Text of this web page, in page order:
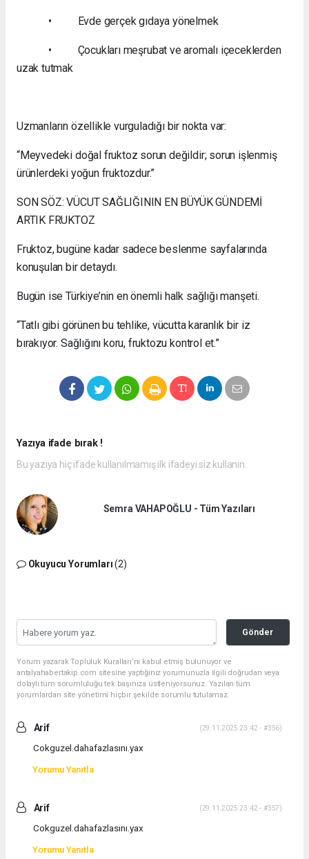
• Evde gerçek gıdaya yönelmek
• Çocukları meşrubat ve aromalı içeceklerden
uzak tutmak
Uzmanların özellikle vurguladığı bir nokta var:
“Meyvedeki doğal fruktoz sorun değildir; sorun işlenmiş
ürünlerdeki yoğun fruktozdur.”
SON SÖZ: VÜCUT SAĞLIĞININ EN BÜYÜK GÜNDEMİ
ARTIK FRUKTOZ
Fruktoz, bugüne kadar sadece beslenme sayfalarında
konuşulan bir detaydı.
Bugün ise Türkiye’nin en önemli halk sağlığı manşeti.
“Tatlı gibi görünen bu tehlike, vücutta karanlık bir iz
bırakıyor. Sağlığını koru, fruktozu kontrol et.”
Yazıya ifade bırak !
Bu yazıya hiç ifade kullanılmamış ilk ifadeyi siz kullanın.
Semra VAHAPOĞLU - Tüm Yazıları
Okuyucu Yorumları(2)
Gönder
Yorum yazarak Topluluk Kuralları’nı kabul etmiş bulunuyor ve
antalyahabertakip.com sitesine yaptığınız yorumunuzla ilgili doğrudan veya
dolaylı tüm sorumluluğu tek başınıza üstleniyorsunuz. Yazılan tüm
yorumlardan site yönetimi hiçbir şekilde sorumlu tutulamaz.
Arif (29.11.2025 23:42 - #356)
Cokguzel.dahafazlasını.yax
Yorumu Yanıtla
Arif (29.11.2025 23:42 - #357)
Cokguzel.dahafazlasını.yax
Yorumu Yanıtla